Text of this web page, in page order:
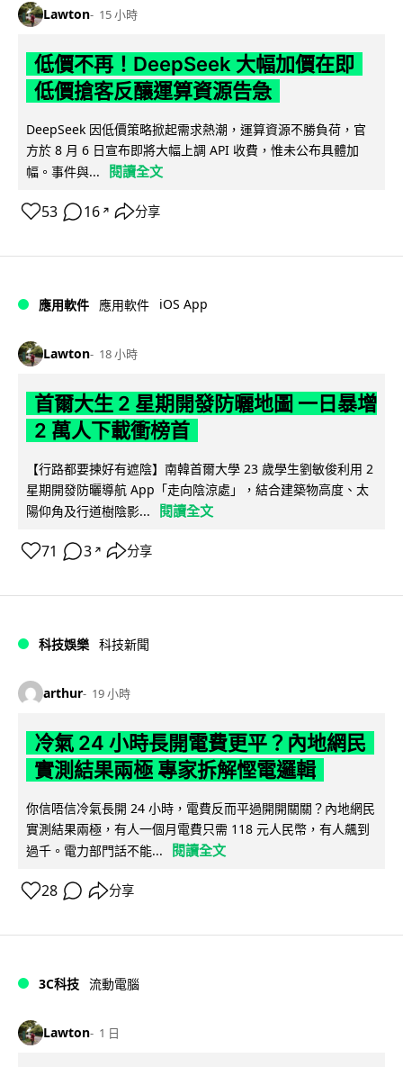
Lawton 15 小時
低價不再！DeepSeek 大幅加價在即
低價搶客反釀運算資源告急
DeepSeek 因低價策略掀起需求熱潮，運算資源不勝負荷，官
方於 8 月 6 日宣布即將大幅上調 API 收費，惟未公布具體加
幅。事件與...
閱讀全文
53 16 ↗ 分享
應用軟件 應用軟件 iOS App
Lawton 18 小時
首爾大生 2 星期開發防曬地圖 一日暴增
2 萬人下載衝榜首
【行路都要揀好有遮陰】南韓首爾大學 23 歲學生劉敏俊利用 2
星期開發防曬導航 App「走向陰涼處」，結合建築物高度、太
陽仰角及行道樹陰影...
閱讀全文
71 3 ↗ 分享
科技娛樂 科技新聞
arthur 19 小時
冷氣 24 小時長開電費更平？內地網民
實測結果兩極 專家拆解慳電邏輯
你信唔信冷氣長開 24 小時，電費反而平過開開關關？內地網民
實測結果兩極，有人一個月電費只需 118 元人民幣，有人飆到
過千。電力部門話不能...
閱讀全文
28 分享
3C科技 流動電腦
Lawton 1 日